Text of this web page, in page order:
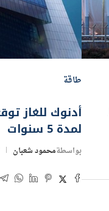
طاقة
أدنوك للغاز
لمدة 5 سنوات
بواسطةمحمود شعبان